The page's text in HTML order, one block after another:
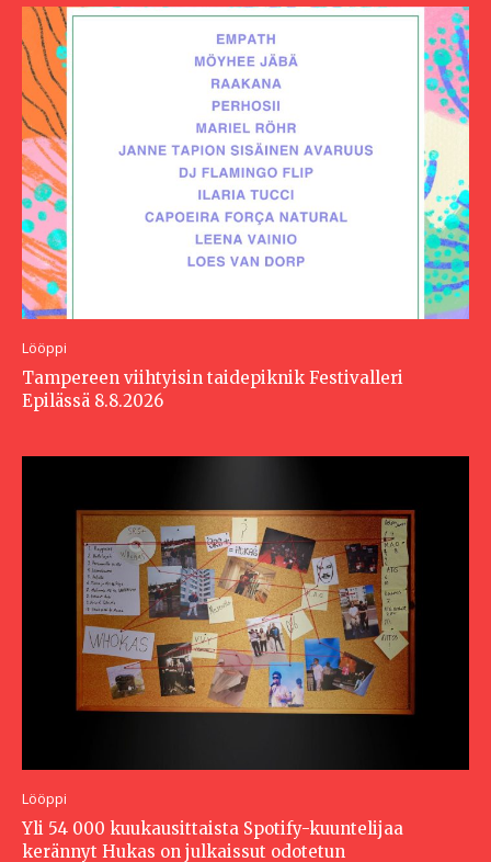
Lööppi
Tampereen viihtyisin taidepiknik Festivalleri
Epilässä 8.8.2026
Lööppi
Yli 54 000 kuukausittaista Spotify-kuuntelijaa
kerännyt Hukas on julkaissut odotetun